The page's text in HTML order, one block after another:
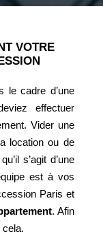
VOTRE
le cadre d’une
effectuer
Vider une
location ou de
s’agit d’une
est à vos
Paris et
. Afin
cela.